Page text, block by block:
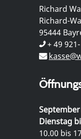
Richard
Richard-
95444
+ 49
Dienstag
10.00 bis